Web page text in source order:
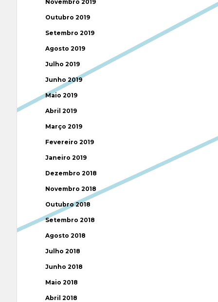
Novembro 2019
Outubro 2019
Setembro 2019
Agosto 2019
Julho 2019
Junho 2019
Maio 2019
Abril 2019
Março 2019
Fevereiro 2019
Janeiro 2019
Dezembro 2018
Novembro 2018
Outubro 2018
Setembro 2018
Agosto 2018
Julho 2018
Junho 2018
Maio 2018
Abril 2018